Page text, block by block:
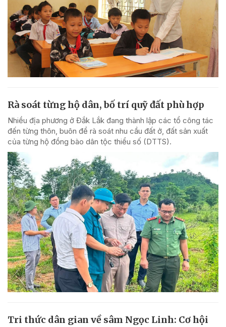
Rà soát từng hộ dân, bố trí quỹ đất phù hợp
Nhiều địa phương ở Đắk Lắk đang thành lập các tổ công tác
đến từng thôn, buôn để rà soát nhu cầu đất ở, đất sản xuất
của từng hộ đồng bào dân tộc thiểu số (DTTS).
Tri thức dân gian về sâm Ngọc Linh: Cơ hội